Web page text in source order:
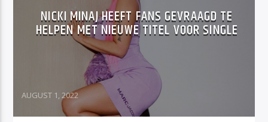
NICKI MINAJ HEEFT FANS GEVRAAGD TE
HELPEN MET NIEUWE TITEL VOOR SINGLE
AUGUST 1, 2022